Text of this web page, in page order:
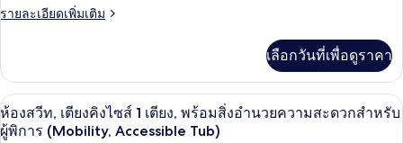
ผู้
พิการ
(Mobility,
พร้อม
สะดวก
สำหรับ
ผู้
พิการ
สวีท,
คิง
ไซส์
1
รายละเอียดเพิ่มเติม
ราย
เกี่ยว
กับ
ห้อง
สวี
เลือกวันที่เพื่อดูราคา
เปิด
ภาพถ่าย
เครื่องนอนป้องกันสารก่อภูมิแพ้, ตู้นิร
4
ห้องสวีท, เตียงคิงไซส์ 1 เตียง, พร้อมสิ่งอำนวยความสะดวกสำหรับ
ผู้พิการ (Mobility, Accessible Tub)